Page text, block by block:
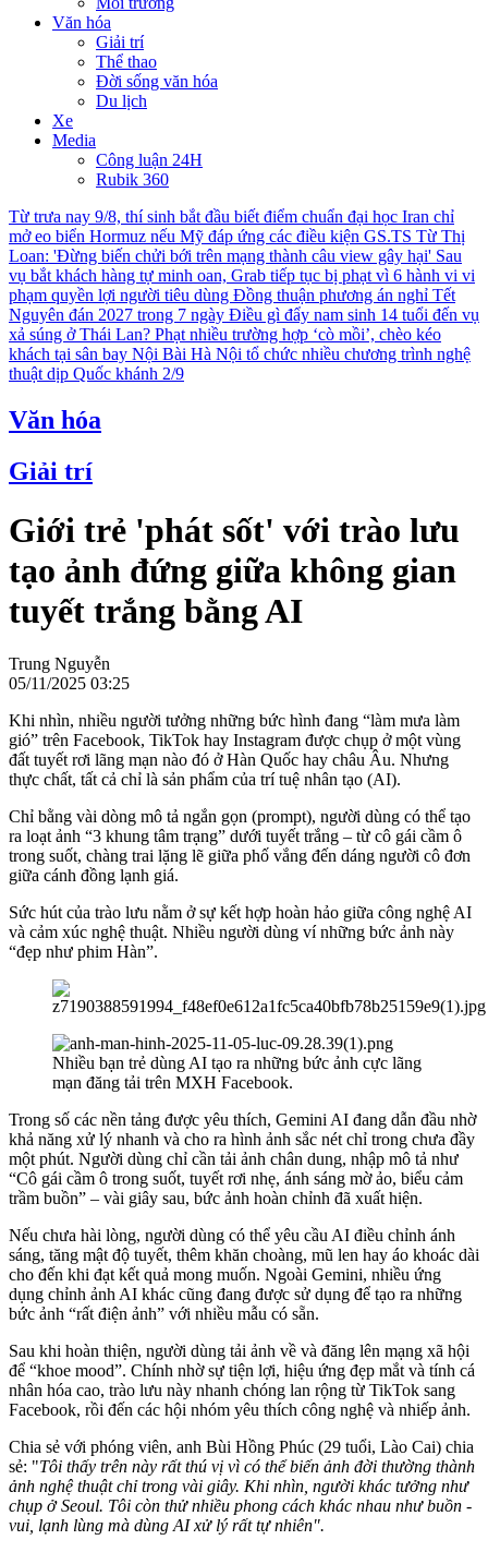
Văn hóa
Giải trí
Thể thao
Đời sống văn hóa
Du lịch
Xe
Media
Công luận 24H
Rubik 360
Từ trưa nay 9/8, thí sinh bắt đầu biết điểm chuẩn đại học Iran chỉ
mở eo biển Hormuz nếu Mỹ đáp ứng các điều kiện GS.TS Từ Thị
Loan: 'Đừng biến chửi bới trên mạng thành câu view gây hại' Sau
vụ bắt khách hàng tự minh oan, Grab tiếp tục bị phạt vì 6 hành vi vi
phạm quyền lợi người tiêu dùng Đồng thuận phương án nghỉ Tết
Nguyên đán 2027 trong 7 ngày Điều gì đẩy nam sinh 14 tuổi đến vụ
xả súng ở Thái Lan? Phạt nhiều trường hợp ‘cò mồi’, chèo kéo
khách tại sân bay Nội Bài Hà Nội tổ chức nhiều chương trình nghệ
thuật dịp Quốc khánh 2/9
Văn hóa
Giải trí
Giới trẻ 'phát sốt' với trào lưu
tạo ảnh đứng giữa không gian
tuyết trắng bằng AI
Trung Nguyễn
05/11/2025 03:25
Khi nhìn, nhiều người tưởng những bức hình đang “làm mưa làm
gió” trên Facebook, TikTok hay Instagram được chụp ở một vùng
đất tuyết rơi lãng mạn nào đó ở Hàn Quốc hay châu Âu. Nhưng
thực chất, tất cả chỉ là sản phẩm của trí tuệ nhân tạo (AI).
Chỉ bằng vài dòng mô tả ngắn gọn (prompt), người dùng có thể tạo
ra loạt ảnh “3 khung tâm trạng” dưới tuyết trắng – từ cô gái cầm ô
trong suốt, chàng trai lặng lẽ giữa phố vắng đến dáng người cô đơn
giữa cánh đồng lạnh giá.
Sức hút của trào lưu nằm ở sự kết hợp hoàn hảo giữa công nghệ AI
và cảm xúc nghệ thuật. Nhiều người dùng ví những bức ảnh này
“đẹp như phim Hàn”.
Nhiều bạn trẻ dùng AI tạo ra những bức ảnh cực lãng
mạn đăng tải trên MXH Facebook.
Trong số các nền tảng được yêu thích, Gemini AI đang dẫn đầu nhờ
khả năng xử lý nhanh và cho ra hình ảnh sắc nét chỉ trong chưa đầy
một phút. Người dùng chỉ cần tải ảnh chân dung, nhập mô tả như
“Cô gái cầm ô trong suốt, tuyết rơi nhẹ, ánh sáng mờ ảo, biểu cảm
trầm buồn” – vài giây sau, bức ảnh hoàn chỉnh đã xuất hiện.
Nếu chưa hài lòng, người dùng có thể yêu cầu AI điều chỉnh ánh
sáng, tăng mật độ tuyết, thêm khăn choàng, mũ len hay áo khoác dài
cho đến khi đạt kết quả mong muốn. Ngoài Gemini, nhiều ứng
dụng chỉnh ảnh AI khác cũng đang được sử dụng để tạo ra những
bức ảnh “rất điện ảnh” với nhiều mẫu có sẵn.
Sau khi hoàn thiện, người dùng tải ảnh về và đăng lên mạng xã hội
để “khoe mood”. Chính nhờ sự tiện lợi, hiệu ứng đẹp mắt và tính cá
nhân hóa cao, trào lưu này nhanh chóng lan rộng từ TikTok sang
Facebook, rồi đến các hội nhóm yêu thích công nghệ và nhiếp ảnh.
Chia sẻ với phóng viên, anh Bùi Hồng Phúc (29 tuổi, Lào Cai) chia
sẻ: "Tôi thấy trên này rất thú vị vì có thể biến ảnh đời thường thành
ảnh nghệ thuật chỉ trong vài giây. Khi nhìn, người khác tưởng như
chụp ở Seoul. Tôi còn thử nhiều phong cách khác nhau như buồn -
vui, lạnh lùng mà dùng AI xử lý rất tự nhiên".